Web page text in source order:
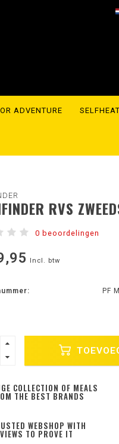
ADVENTURE
RVS
0 beoordelingen
Incl. btw
PF
COLLECTION OF MEALS
THE BEST BRANDS
WEBSHOP WITH
TO PROVE IT